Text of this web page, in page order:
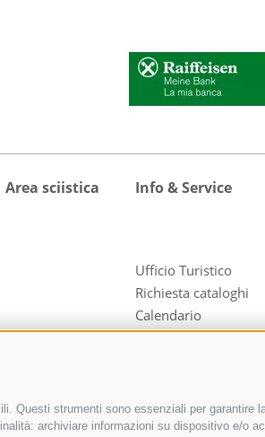
Questi strumenti sono essenziali per garantire
archiviare informazioni su dispositivo e/o
Area sciistica Info & Service
Ufficio Turistico
Richiesta cataloghi
Calendario
manifestazioni
Foto
Downloads